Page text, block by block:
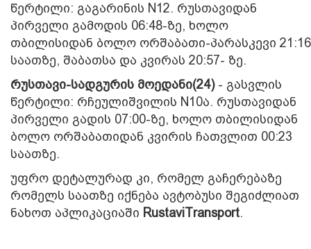
წერტილი: გაგარინის N12. რუსთავიდან
პირველი გამოდის 06:48-ზე, ხოლო
თბილისიდან ბოლო ორშაბათი-პარასკევი 21:16
საათზე, შაბათსა და კვირას 20:57- ზე.
რუსთავი-სადგურის მოედანი(24) - გასვლის
წერტილი: რჩეულიშვილის N10ა. რუსთავიდან
პირველი გადის 07:00-ზე, ხოლო თბილისიდან
ბოლო ორშაბათიდან კვირის ჩათვლით 00:23
საათზე.
უფრო დეტალურად კი, რომელ გაჩერებაზე
რომელს საათზე იქნება ავტობუსი შეგიძლიათ
ნახოთ აპლიკაციაში RustaviTransport.